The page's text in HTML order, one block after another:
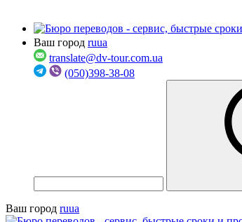
Ваш город ruua
translate@dv-tour.com.ua
(050)398-38-08
Ваш город ruua